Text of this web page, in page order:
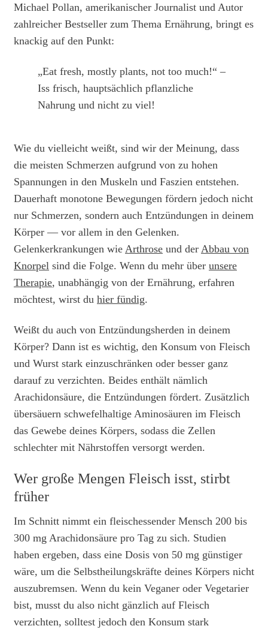
Michael Pollan, amerikanischer Journalist und Autor
zahlreicher Bestseller zum Thema Ernährung, bringt es
knackig auf den Punkt:
„Eat fresh, mostly plants, not too much!“ –
Iss frisch, hauptsächlich pflanzliche
Nahrung und nicht zu viel!
Wie du vielleicht weißt, sind wir der Meinung, dass
die meisten Schmerzen aufgrund von zu hohen
Spannungen in den Muskeln und Faszien entstehen.
Dauerhaft monotone Bewegungen fördern jedoch nicht
nur Schmerzen, sondern auch Entzündungen in deinem
Körper — vor allem in den Gelenken.
Gelenkerkrankungen wie Arthrose und der Abbau von
Knorpel sind die Folge. Wenn du mehr über unsere
Therapie, unabhängig von der Ernährung, erfahren
möchtest, wirst du hier fündig.
Weißt du auch von Entzündungsherden in deinem
Körper? Dann ist es wichtig, den Konsum von Fleisch
und Wurst stark einzuschränken oder besser ganz
darauf zu verzichten. Beides enthält nämlich
Arachidonsäure, die Entzündungen fördert. Zusätzlich
übersäuern schwefelhaltige Aminosäuren im Fleisch
das Gewebe deines Körpers, sodass die Zellen
schlechter mit Nährstoffen versorgt werden.
Wer große Mengen Fleisch isst, stirbt
früher
Im Schnitt nimmt ein fleischessender Mensch 200 bis
300 mg Arachidonsäure pro Tag zu sich. Studien
haben ergeben, dass eine Dosis von 50 mg günstiger
wäre, um die Selbstheilungskräfte deines Körpers nicht
auszubremsen. Wenn du kein Veganer oder Vegetarier
bist, musst du also nicht gänzlich auf Fleisch
verzichten, solltest jedoch den Konsum stark